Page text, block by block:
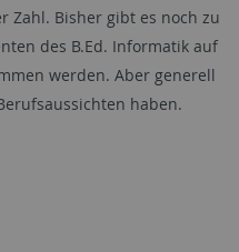
Zahl. Bisher gibt es noch zu
des B.Ed. Informatik auf
werden. Aber generell
haben.